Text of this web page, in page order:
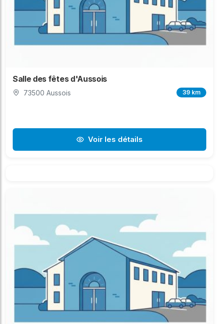
Salle des fêtes d'Aussois
73500 Aussois 39 km
Voir les détails